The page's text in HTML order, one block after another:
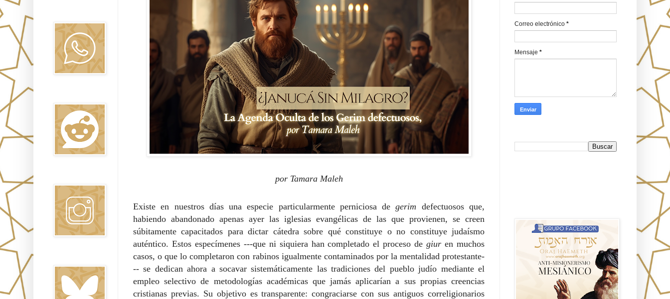
por Tamara Maleh
Existe en nuestros días una especie particularmente perniciosa degerim defectuosos que,
habiendo abandonado apenas ayer las iglesias evangélicas de las que provienen, se creen
súbitamente capacitados para dictar cátedra sobre qué constituye o no constituye judaísmo
auténtico. Estos especímenes ---que ni siquiera han completado el proceso degiur en muchos
casos, o que lo completaron con rabinos igualmente contaminados por la mentalidad protestante-
-- se dedican ahora a socavar sistemáticamente las tradiciones del pueblo judío mediante el
empleo selectivo de metodologías académicas que jamás aplicarían a sus propias creencias
cristianas previas. Su objetivo es transparente: congraciarse con sus antiguos correligionarios
Correo electrónico *
Mensaje *